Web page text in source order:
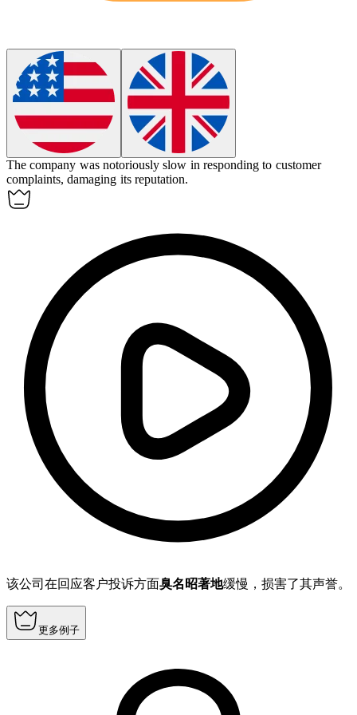
The company was notoriously slow in responding to customer
complaints, damaging its reputation.
该公司在回应客户投诉方面臭名昭著地缓慢，损害了其声誉。
更多例子